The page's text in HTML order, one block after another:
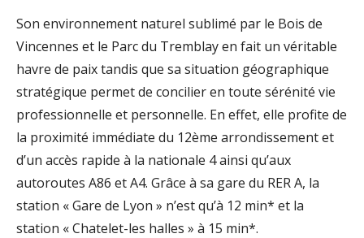
Son environnement naturel sublimé par le Bois de
Vincennes et le Parc du Tremblay en fait un véritable
havre de paix tandis que sa situation géographique
stratégique permet de concilier en toute sérénité vie
professionnelle et personnelle. En effet, elle profite de
la proximité immédiate du 12ème arrondissement et
d’un accès rapide à la nationale 4 ainsi qu’aux
autoroutes A86 et A4. Grâce à sa gare du RER A, la
station « Gare de Lyon » n’est qu’à 12 min* et la
station « Chatelet-les halles » à 15 min*.